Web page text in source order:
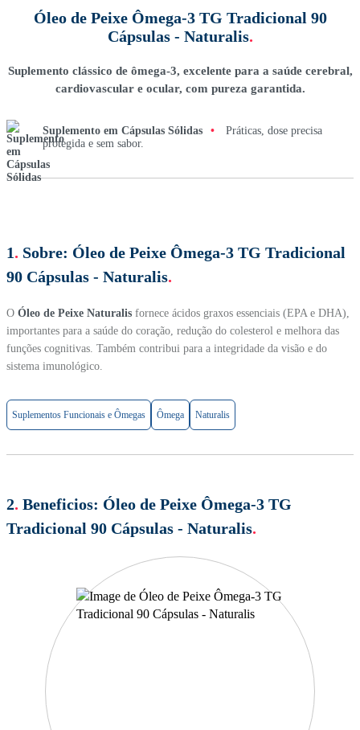
Óleo de Peixe Ômega-3 TG Tradicional 90
Cápsulas - Naturalis.
Suplemento clássico de ômega-3, excelente para a saúde cerebral,
cardiovascular e ocular, com pureza garantida.
Suplemento em Cápsulas Sólidas •
Práticas, dose precisa
protegida e sem sabor.
1. Sobre: Óleo de Peixe Ômega-3 TG Tradicional
90 Cápsulas - Naturalis.
O Óleo de Peixe Naturalis fornece ácidos graxos essenciais (EPA e DHA),
importantes para a saúde do coração, redução do colesterol e melhora das
funções cognitivas. Também contribui para a integridade da visão e do
sistema imunológico.
Suplementos Funcionais e Ômegas Ômega Naturalis
2. Beneficios: Óleo de Peixe Ômega-3 TG
Tradicional 90 Cápsulas - Naturalis.